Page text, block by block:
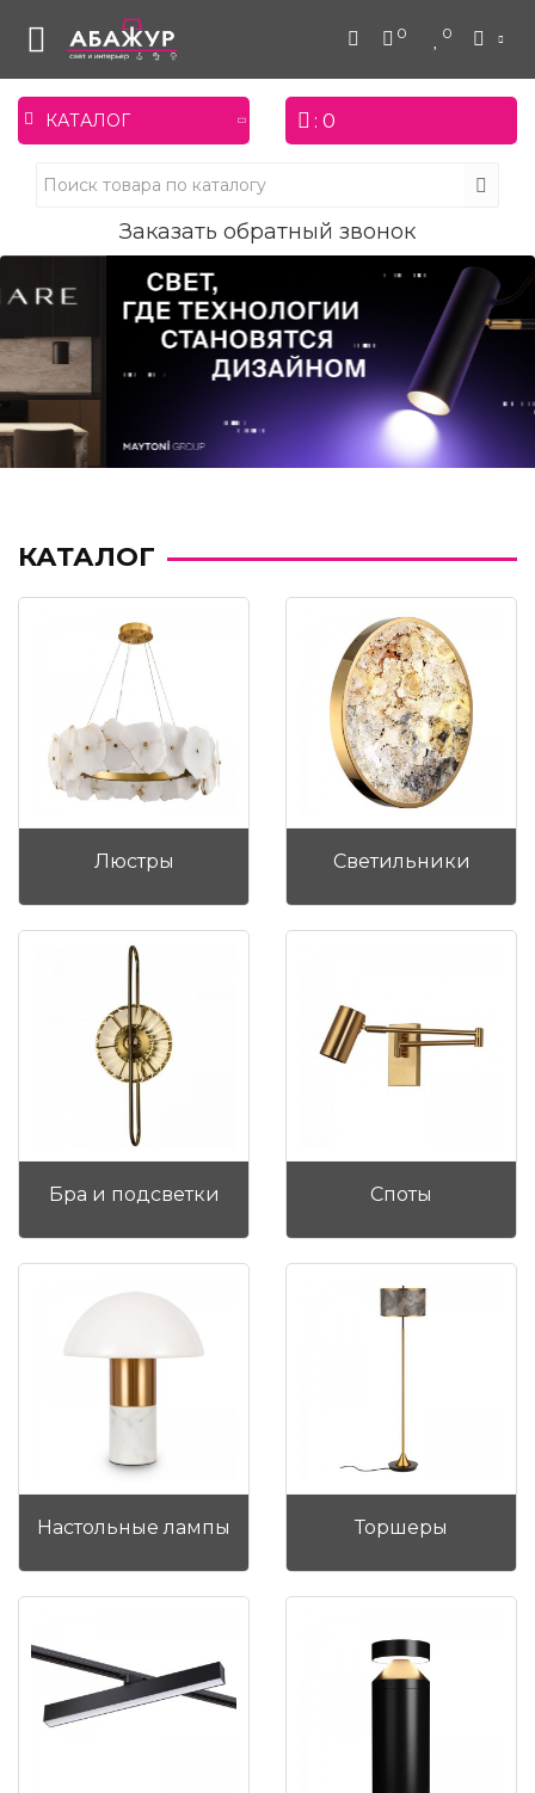
0 0
КАТАЛОГ : 0
Заказать обратный звонок
КАТАЛОГ
Люстры Светильники
Бра и подсветки Споты
Настольные лампы Торшеры